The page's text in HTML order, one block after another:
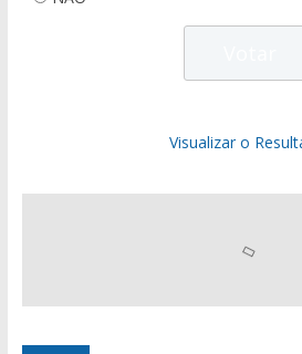
Visualizar o